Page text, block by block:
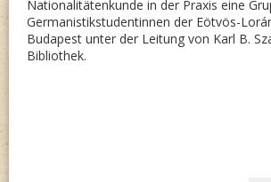
Nationalitätenkunde in der Praxis eine
Germanistikstudentinnen der Eötvös-
Budapest unter der Leitung von Karl B.
Bibliothek.